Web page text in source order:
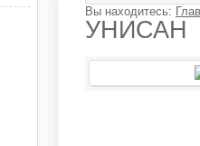
Вы находитесь:
УНИСАН